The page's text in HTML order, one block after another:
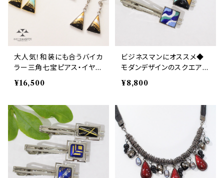
大人気！和装にも合うバイカ
ラー三角七宝ピアス・イヤリ
ング
¥16,500
ビジネスマンにオススメ◆
モダンデザインのスクエア七
宝ネクタイピン
¥8,800